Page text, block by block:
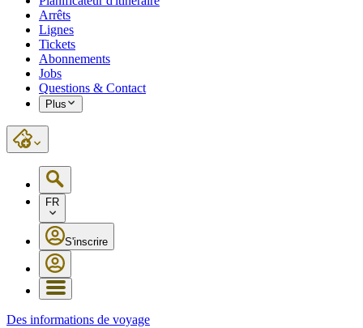
Arrêts
Lignes
Tickets
Abonnements
Jobs
Questions & Contact
Plus
FR
S'inscrire
Des informations de voyage